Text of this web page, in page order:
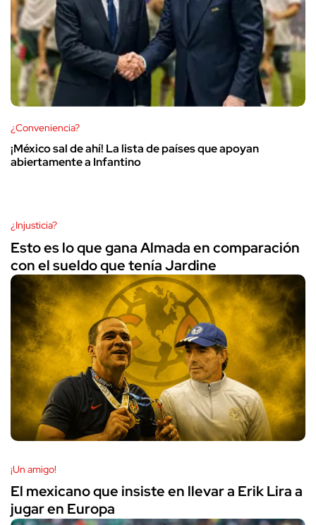
¿Conveniencia?
¡México sal de ahí! La lista de países que apoyan
abiertamente a Infantino
¿Injusticia?
Esto es lo que gana Almada en comparación
con el sueldo que tenía Jardine
¡Un amigo!
El mexicano que insiste en llevar a Erik Lira a
jugar en Europa